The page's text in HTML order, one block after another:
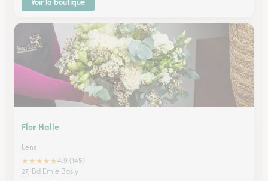
Flor Halle
Lens
★★★★★4.9 (145)
27, Bd Emie Basly